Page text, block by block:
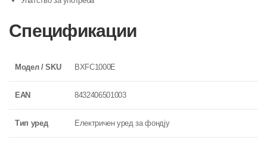
Спецификации
Модел / SKU BXFC1000E
EAN 8432406501003
Тип уред Електричен уред за фондју